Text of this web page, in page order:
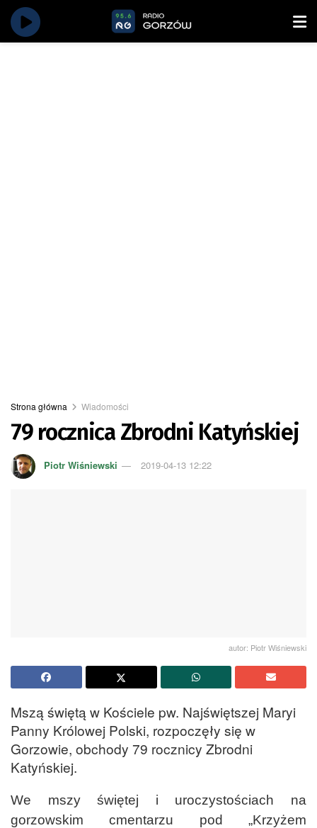
Strona główna Wiadomości
79 rocznica Zbrodni Katyńskiej
Piotr Wiśniewski 2019-04-13 12:22
autor: Piotr Wiśniewski
Mszą świętą w Kościele pw. Najświętszej Maryi
Panny Królowej Polski, rozpoczęły się w
Gorzowie, obchody 79 rocznicy Zbrodni
Katyńskiej.
We mszy świętej i uroczystościach na
gorzowskim cmentarzu pod „Krzyżem